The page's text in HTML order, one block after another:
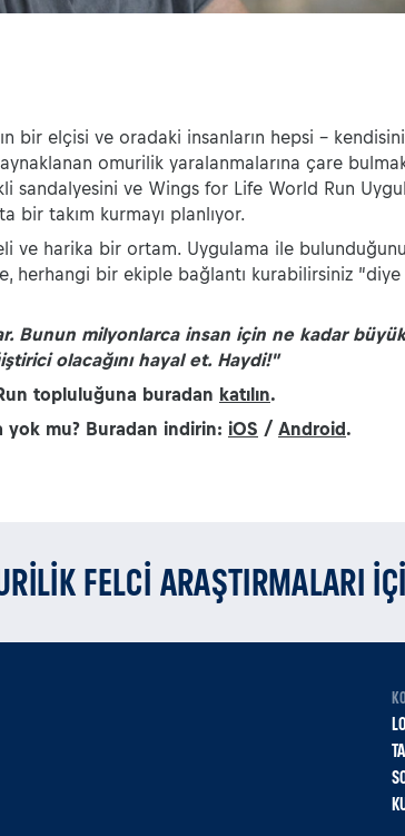
bir elçisi ve oradaki insanların hepsi -
omurilik yaralanmalarına çare
sandalyesini ve Wings for Life World Run
bir takım kurmayı planlıyor.
ve harika bir ortam. Uygulama ile
herhangi bir ekiple bağlantı kurabilirsiniz ”diye
Bunun milyonlarca insan için ne kadar
olacağını hayal et. Haydi!"
topluluğuna buradan katılın.
yok mu? Buradan indirin: iOS / Android.
FELCİ ARAŞTIRMALARI